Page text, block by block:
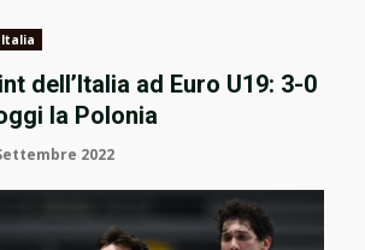
dell’Italia ad Euro U19: 3-0
la Polonia
2022